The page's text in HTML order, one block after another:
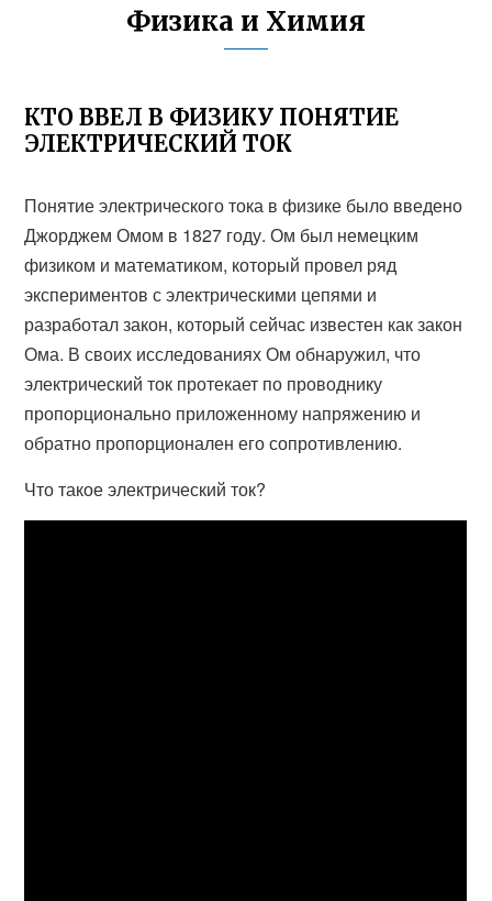
Физика и Химия
КТО ВВЕЛ В ФИЗИКУ ПОНЯТИЕ
ЭЛЕКТРИЧЕСКИЙ ТОК
Понятие электрического тока в физике было введено
Джорджем Омом в 1827 году. Ом был немецким
физиком и математиком, который провел ряд
экспериментов с электрическими цепями и
разработал закон, который сейчас известен как закон
Ома. В своих исследованиях Ом обнаружил, что
электрический ток протекает по проводнику
пропорционально приложенному напряжению и
обратно пропорционален его сопротивлению.
Что такое электрический ток?